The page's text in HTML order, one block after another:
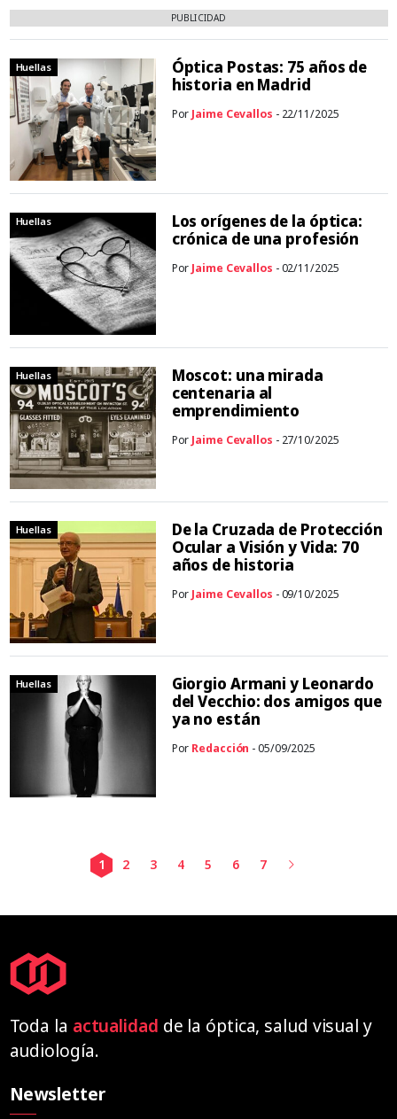
PUBLICIDAD
Huellas
Óptica Postas: 75 años de
historia en Madrid
Por Jaime Cevallos - 22/11/2025
Huellas
Los orígenes de la óptica:
crónica de una profesión
Por Jaime Cevallos - 02/11/2025
Huellas
Moscot: una mirada
centenaria al
emprendimiento
Por Jaime Cevallos - 27/10/2025
Huellas
De la Cruzada de Protección
Ocular a Visión y Vida: 70
años de historia
Por Jaime Cevallos - 09/10/2025
Huellas
Giorgio Armani y Leonardo
del Vecchio: dos amigos que
ya no están
Por Redacción - 05/09/2025
1 2 3 4 5 6 7
Toda la actualidad de la óptica, salud visual y
audiología.
Newsletter